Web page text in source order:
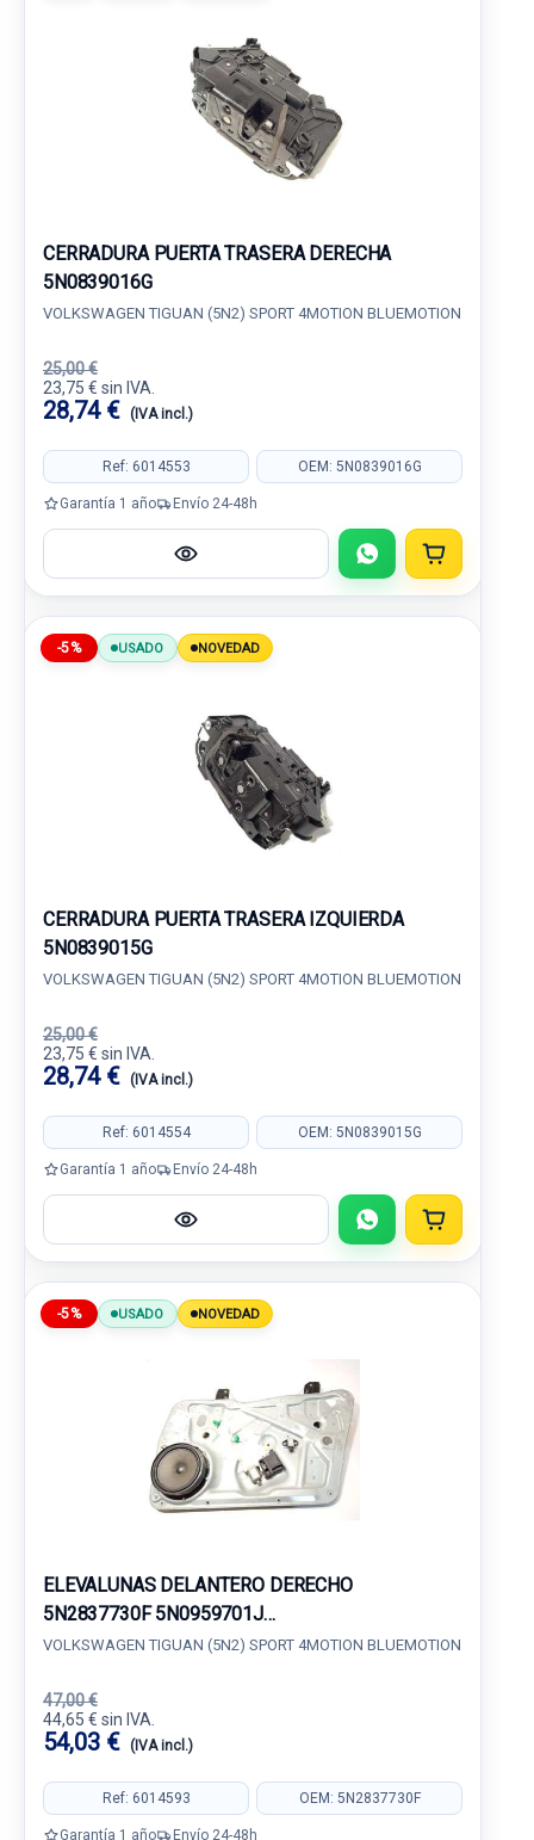
CERRADURA PUERTA TRASERA DERECHA
5N0839016G
VOLKSWAGEN TIGUAN (5N2) SPORT 4MOTION BLUEMOTION
25,00 €
23,75 € sin IVA.
28,74 € (IVA incl.)
Ref: 6014553 OEM: 5N0839016G
Garantía 1 año Envío 24-48h
-5% USADO NOVEDAD
CERRADURA PUERTA TRASERA IZQUIERDA
5N0839015G
VOLKSWAGEN TIGUAN (5N2) SPORT 4MOTION BLUEMOTION
25,00 €
23,75 € sin IVA.
28,74 € (IVA incl.)
Ref: 6014554 OEM: 5N0839015G
Garantía 1 año Envío 24-48h
-5% USADO NOVEDAD
ELEVALUNAS DELANTERO DERECHO
5N2837730F 5N0959701J
5N0959701JZ02959016
VOLKSWAGEN TIGUAN (5N2) SPORT 4MOTION BLUEMOTION
47,00 €
44,65 € sin IVA.
54,03 € (IVA incl.)
Ref: 6014593 OEM: 5N2837730F
Garantía 1 año Envío 24-48h